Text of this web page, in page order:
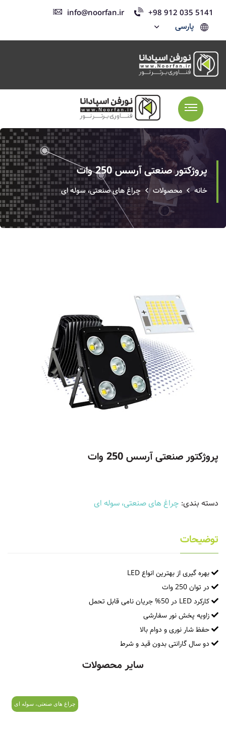
+98 912 035 5141
info@noorfan.ir
پارسی
پروژکتور صنعتی آرسس 250 وات
خانه محصولات چراغ های صنعتی، سوله ای
پروژکتور صنعتی آرسس 250 وات
دسته بندی: چراغ های صنعتی، سوله ای
توضیحات
بهره گیری از بهترین انواع LED
در توان 250 وات
کارکرد LED در 50% جریان نامی قابل تحمل
زاویه پخش نور سفارشی
حفظ شار نوری و دوام بالا
دو سال گارانتی بدون قید و شرط
سایر محصولات
چراغ های صنعتی، سوله ای